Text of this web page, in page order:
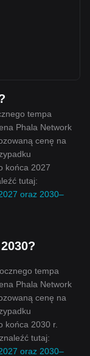
tempa
Phala Network
cenę na
końca 2027
tutaj:
oraz 2030–
tempa
Phala Network
cenę na
końca 2030 r.
tutaj:
oraz 2030–